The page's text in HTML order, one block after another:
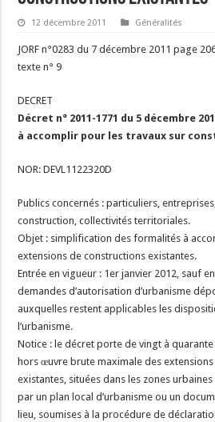
12 décembre 2011 Généralités
JORF n°0283 du 7 décembre 2011 page
texte n° 9
DECRET
Décret n° 2011-1771 du 5 décembre
à accomplir pour les travaux sur
NOR: DEVL1122320D
Publics concernés : particuliers,
construction, collectivités territoriales.
Objet : simplification des formalités à
extensions de constructions existantes.
Entrée en vigueur : 1er janvier 2012, sauf
demandes d’autorisation d’urbanisme
auxquelles restent applicables les
l’urbanisme.
Notice : le décret porte de vingt à
hors œuvre brute maximale des
existantes, situées dans les zones
par un plan local d’urbanisme ou un
lieu, soumises à la procédure de